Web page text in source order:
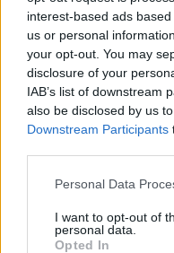
interest-based ads
us or personal
your opt-out. You may
disclosure of your
IAB’s list of downstream
also be disclosed by us
Downstream Participants
Personal Data
I want to opt-out of
personal data.
Opted In
ΣΤΗΝ ΙΔΙΑ
Ο
Η